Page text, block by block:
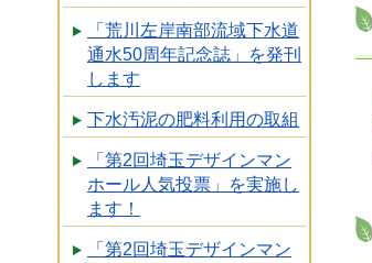
「荒川左岸南部流域下水道
通水50周年記念誌」を発刊
します
下水汚泥の肥料利用の取組
「第2回埼玉デザインマン
ホール人気投票」を実施し
ます！
「第2回埼玉デザインマン